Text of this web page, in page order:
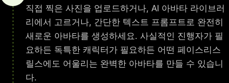
직접 찍은 사진을 업로드하거나, AI 아바타 라이브러
리에서 고르거나, 간단한 텍스트 프롬프트로 완전히
새로운 아바타를 생성하세요. 사실적인 진행자가 필
요하든 독특한 캐릭터가 필요하든 어떤 페이스리스
릴스에도 어울리는 완벽한 아바타를 만들 수 있습니
다.